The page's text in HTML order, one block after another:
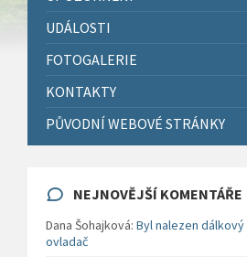
UDÁLOSTI
FOTOGALERIE
KONTAKTY
PŮVODNÍ WEBOVÉ STRÁNKY
NEJNOVĚJŠÍ KOMENTÁŘE
Dana Šohajková: Byl nalezen dálkový
ovladač